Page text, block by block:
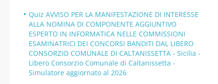
Quiz AVVISO PER LA MANIFESTAZIONE DI INTERESSE
ALLA NOMINA DI COMPONENTE AGGIUNTIVO
ESPERTO IN INFORMATICA NELLE COMMISSIONI
ESAMINATRICI DEI CONCORSI BANDITI DAL LIBERO
CONSORZIO COMUNALE DI CALTANISSETTA - Sicilia -
Libero Consorzio Comunale di Caltanissetta -
Simulatore aggiornato al 2026